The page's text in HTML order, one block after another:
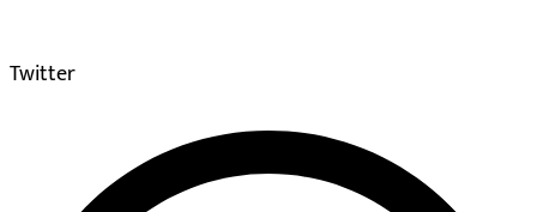
Twitter